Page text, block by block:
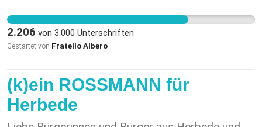
mitigano le isole di calore, garantiscono ombra e
migliorano la qualità della vita, sostengono la
decenni, mentre la loro perdita è immediata,
duratura e irreversibile. La Svizzera ha
sottoscritto la Convenzione di Aarhus, che
2.206 von 3.000 Unterschriften
Gestartet von Fratello Albero
(k)ein ROSSMANN für
Herbede